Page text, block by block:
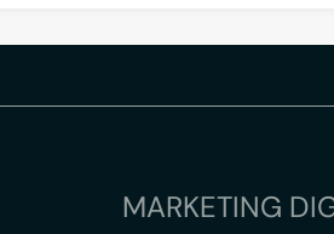
MARKETING